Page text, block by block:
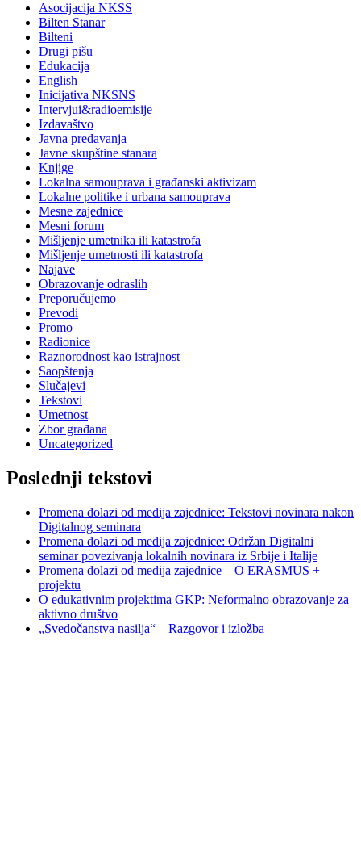
Asocijacija NKSS
Bilten Stanar
Bilteni
Drugi pišu
Edukacija
English
Inicijativa NKSNS
Intervjui&radioemisije
Izdavaštvo
Javna predavanja
Javne skupštine stanara
Knjige
Lokalna samouprava i građanski aktivizam
Lokalne politike i urbana samouprava
Mesne zajednice
Mesni forum
Mišljenje umetnika ili katastrofa
Mišljenje umetnosti ili katastrofa
Najave
Obrazovanje odraslih
Preporučujemo
Prevodi
Promo
Radionice
Raznorodnost kao istrajnost
Saopštenja
Slučajevi
Tekstovi
Umetnost
Zbor građana
Uncategorized
Poslednji tekstovi
Promena dolazi od medija zajednice: Tekstovi novinara nakon
Digitalnog seminara
Promena dolazi od medija zajednice: Održan Digitalni
seminar povezivanja lokalnih novinara iz Srbije i Italije
Promena dolazi od medija zajednice – O ERASMUS +
projektu
O edukativnim projektima GKP: Neformalno obrazovanje za
aktivno društvo
„Svedočanstva nasilja“ – Razgovor i izložba